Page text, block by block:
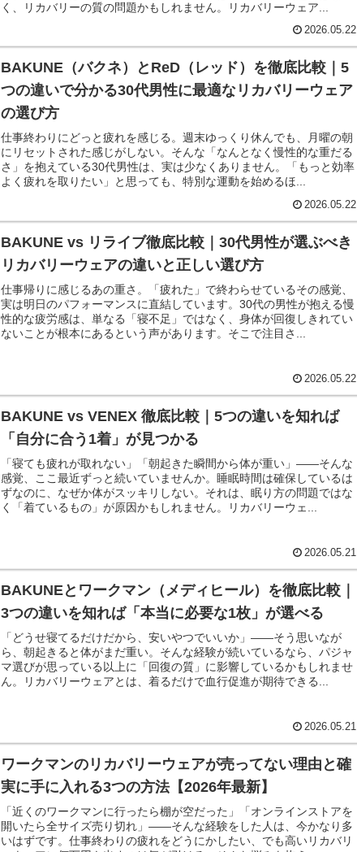
く、リカバリーの質の問題かもしれません。リカバリーウェア...
2026.05.22
BAKUNE（バクネ）とReD（レッド）を徹底比較｜5
つの違いで分かる30代男性に最適なリカバリーウェア
の選び方
仕事終わりにどっと疲れを感じる。週末ゆっくり休んでも、月曜の朝
にリセットされた感じがしない。そんな「なんとなく慢性的な重だる
さ」を抱えている30代男性は、実は少なくありません。「もっと効率
よく疲れを取りたい」と思っても、特別な運動を始めるほ...
2026.05.22
BAKUNE vs リライブ徹底比較｜30代男性が選ぶべき
リカバリーウェアの違いと正しい選び方
仕事帰りに感じるあの重さ。「疲れた」で終わらせているその感覚、
実は明日のパフォーマンスに直結しています。30代の男性が抱える慢
性的な疲労感は、単なる「寝不足」ではなく、身体が回復しきれてい
ないことが根本にあるという声があります。そこで注目さ...
2026.05.22
BAKUNE vs VENEX 徹底比較｜5つの違いを知れば
「自分に合う1着」が見つかる
「寝ても疲れが取れない」「朝起きた瞬間から体が重い」——そんな
感覚、ここ最近ずっと続いていませんか。睡眠時間は確保しているは
ずなのに、なぜか体がスッキリしない。それは、眠り方の問題ではな
く「着ているもの」が原因かもしれません。リカバリーウェ...
2026.05.21
BAKUNEとワークマン（メディヒール）を徹底比較｜
3つの違いを知れば「本当に必要な1枚」が選べる
「どうせ寝てるだけだから、安いやつでいいか」――そう思いなが
ら、朝起きると体がまだ重い。そんな経験が続いているなら、パジャ
マ選びが思っている以上に「回復の質」に影響しているかもしれませ
ん。リカバリーウェアとは、着るだけで血行促進が期待できる...
2026.05.21
ワークマンのリカバリーウェアが売ってない理由と確
実に手に入れる3つの方法【2026年最新】
「近くのワークマンに行ったら棚が空だった」「オンラインストアを
開いたら全サイズ売り切れ」——そんな経験をした人は、今かなり多
いはずです。仕事終わりの疲れをどうにかしたい、でも高いリカバリ